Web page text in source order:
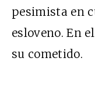
pesimista en
esloveno. En
su cometido.